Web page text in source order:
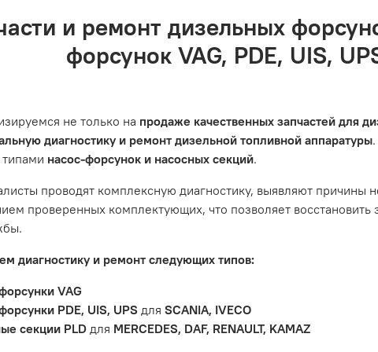
правильность ввода информации: позиции заказа, выбор
заказ»
по России и СНГ транспортной компанией, которая удобна вам.
по адресу: Челябинск, ул. Героев Танкограда, 71П
основными правилами обслуживания и эксплуатации вашего
центр не несет ответственности за неисправности,
автомобиля. Если у вас возникнут проблемы с
распространяется на следующие случаи:
срок.
расходным материалом, который подвержен
свечи зажигания и т.д.
вызваны ДТП, неправильной установкой или чрезмерным
и ремонт дизельных
форсунок VAG, PDE, UIS,
не только на продаже качественных запчастей для
диагностику и ремонт дизельной топливной аппаратуры
насос-форсунок и насосных секций.
проводят комплексную диагностику, выявляют причины
проверенных комплектующих, что позволяет восстановить
диагностику и ремонт следующих типов:
VAG
PDE, UIS, UPS для SCANIA, IVECO
секции PLDдля MERCEDES, DAF, RENAULT, KAMAZ